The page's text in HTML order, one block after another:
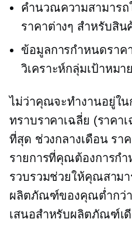
คำนวณความสามารถ
ราคาต่างๆ สำหรับสิน
ข้อมูลการกำหนดรา
วิเคราะห์กลุ่มเป้าหม
ไม่ว่าคุณจะทำงานอยู่ใ
ทราบราคาเฉลี่ย (ราคา
ที่สุด ช่วงกลางเดือนรา
รายการที่คุณต้องการก
รวบรวมช่วยให้คุณสาม
ผลิตภัณฑ์ของคุณต่ำกว่
เสนอสำหรับผลิตภัณฑ์เ